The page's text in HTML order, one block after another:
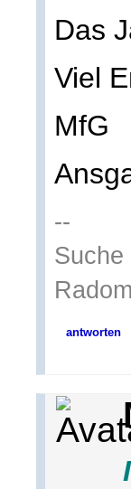
Das
Viel
MfG
--
antworten